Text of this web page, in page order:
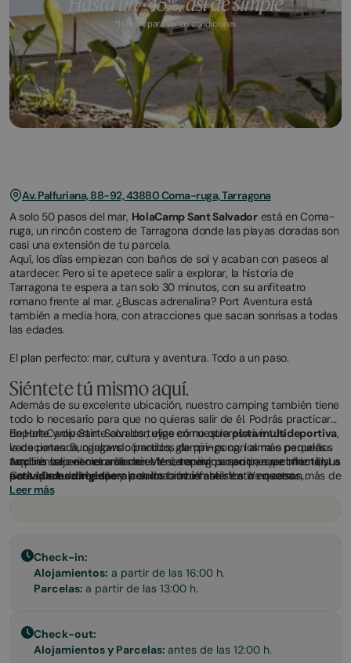
*Haz clic para ver las condiciones
2026
2025
Av. Palfuriana, 88-92, 43880 Coma-ruga, Tarragona
A solo 50 pasos del mar, HolaCamp Sant Salvadorestá en Coma-
ruga, un rincón costero de Tarragona donde las playas doradas son
casi una extensión de tu parcela.
Aquí, los días empiezan con baños de sol y acaban con paseos al
atardecer. Pero si te apetece salir a explorar, la historia de
Tarragona te espera a tan solo 30 minutos, con su anfiteatro
romano frente al mar. ¿Buscas adrenalina? Port Aventura está
también a media hora, con atracciones que sacan sonrisas a todas
las edades.
El plan perfecto: mar, cultura y aventura. Todo a un paso.
Siéntete tú mismo aquí.
Además de su excelente ubicación, nuestro camping también tiene
todo lo necesario para que no quieras salir de él. Podrás practicar
deporte y divertirte con los tuyos en nuestrapista multideportiva,
la de petanca, o jugando partidos de pin-pong, los más pequeños
también se enamorarán de este camping por su parque infantil, sus
actividades dirigidasy la animación infantil. Y a los que son más de
relajarse o compartir una buena comida,
de picnic les robarán el corazón.
En HolaCamp Sant Salvador, elige cómo quieres vivir tus
vacaciones: Bungalows cómodos, glampings con alma o parcelas
amplias bajo el cielo más azul. Y sí, tenemos opciones pet friendly
para que tu compañero peludo también se sienta en casa.
Aquí no solo vienes a dormir. Vienes a vivir, a sentir, a reconectar. La
Costa Dorada te espera con los brazos abiertos. Y nosotros,
también.
Leer más
Check-in:
Alojamientos: a partir de las 16:00 h.
Parcelas: a partir de las 13:00 h.
Check-out:
Alojamientos y Parcelas: antes de las 12:00 h.